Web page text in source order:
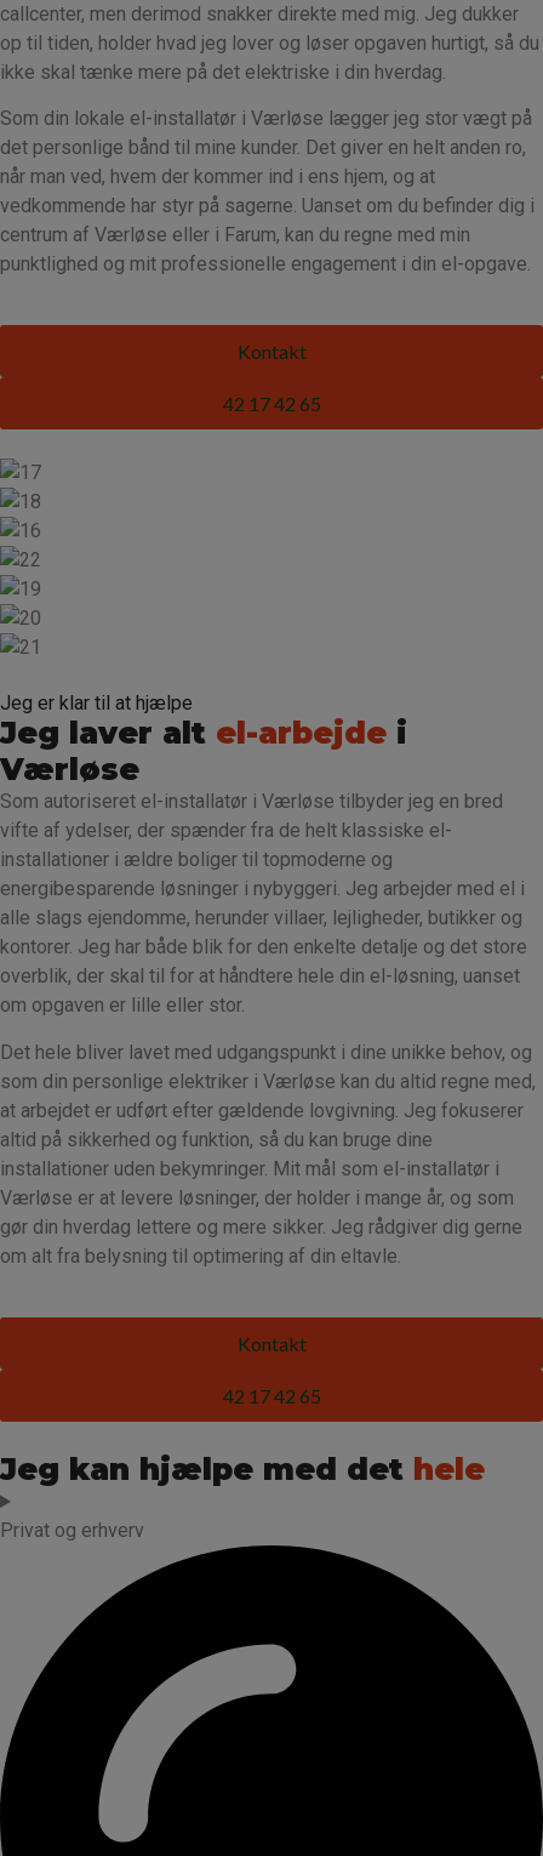
callcenter, men derimod snakker direkte med mig. Jeg dukker
op til tiden, holder hvad jeg lover og løser opgaven hurtigt, så du
ikke skal tænke mere på det elektriske i din hverdag.
Som din lokale el-installatør i Værløse lægger jeg stor vægt på
det personlige bånd til mine kunder. Det giver en helt anden ro,
når man ved, hvem der kommer ind i ens hjem, og at
vedkommende har styr på sagerne. Uanset om du befinder dig i
centrum af Værløse eller i Farum, kan du regne med min
punktlighed og mit professionelle engagement i din el-opgave.
Kontakt
42 17 42 65
Jeg er klar til at hjælpe
Jeg laver alt el-arbejde i
Værløse
Som autoriseret el-installatør i Værløse tilbyder jeg en bred
vifte af ydelser, der spænder fra de helt klassiske el-
installationer i ældre boliger til topmoderne og
energibesparende løsninger i nybyggeri. Jeg arbejder med el i
alle slags ejendomme, herunder villaer, lejligheder, butikker og
kontorer. Jeg har både blik for den enkelte detalje og det store
overblik, der skal til for at håndtere hele din el-løsning, uanset
om opgaven er lille eller stor.
Det hele bliver lavet med udgangspunkt i dine unikke behov, og
som din personlige elektriker i Værløse kan du altid regne med,
at arbejdet er udført efter gældende lovgivning. Jeg fokuserer
altid på sikkerhed og funktion, så du kan bruge dine
installationer uden bekymringer. Mit mål som el-installatør i
Værløse er at levere løsninger, der holder i mange år, og som
gør din hverdag lettere og mere sikker. Jeg rådgiver dig gerne
om alt fra belysning til optimering af din eltavle.
Kontakt
42 17 42 65
Jeg kan hjælpe med det hele
Privat og erhverv